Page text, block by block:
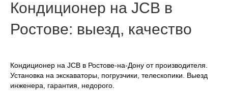
Кондиционер на JCB в
Ростове: выезд, качество
Кондиционер на JCB в Ростове-на-Дону от производителя.
Установка на экскаваторы, погрузчики, телескопики. Выезд
инженера, гарантия, недорого.